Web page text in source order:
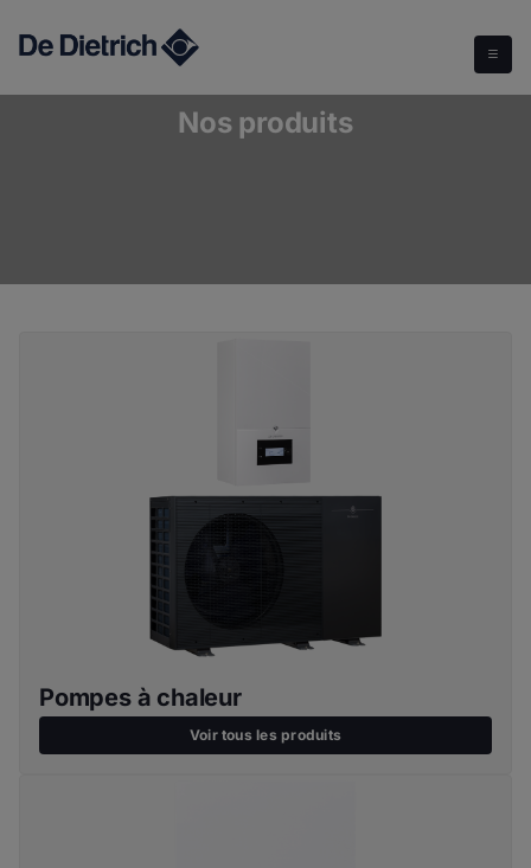
Nos produits
Pompes à chaleur
Voir tous les produits